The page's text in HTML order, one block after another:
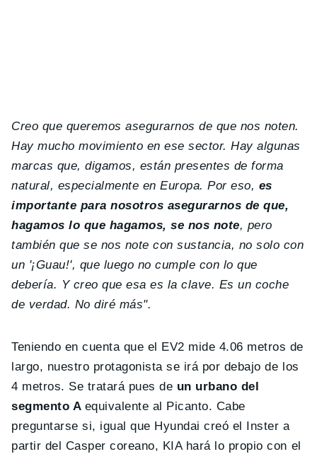
Creo que queremos asegurarnos de que nos noten.
Hay mucho movimiento en ese sector. Hay algunas
marcas que, digamos, están presentes de forma
natural, especialmente en Europa. Por eso, es
importante para nosotros asegurarnos de que,
hagamos lo que hagamos, se nos note, pero
también que se nos note con sustancia, no solo con
un '¡Guau!', que luego no cumple con lo que
debería. Y creo que esa es la clave. Es un coche
de verdad. No diré más".
Teniendo en cuenta que el EV2 mide 4.06 metros de
largo, nuestro protagonista se irá por debajo de los
4 metros. Se tratará pues de un urbano del
segmento A equivalente al Picanto. Cabe
preguntarse si, igual que Hyundai creó el Inster a
partir del Casper coreano, KIA hará lo propio con el